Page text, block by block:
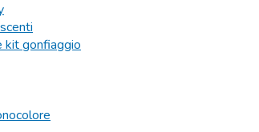
kit gonfiaggio